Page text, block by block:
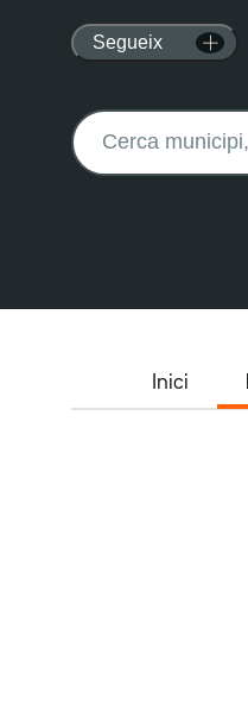
Segueix
Buscar:
Inici